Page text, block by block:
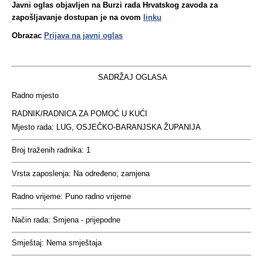
Javni oglas objavljen na Burzi rada Hrvatskog zavoda za
zapošljavanje dostupan je na ovom
linku
Obrazac Prijava na javni oglas
SADRŽAJ OGLASA
Radno mjesto
RADNIK/RADNICA ZA POMOĆ U KUĆI
Mjesto rada: LUG, OSJEČKO-BARANJSKA ŽUPANIJA
Broj traženih radnika: 1
Vrsta zaposlenja: Na određeno; zamjena
Radno vrijeme: Puno radno vrijeme
Način rada: Smjena - prijepodne
Smještaj: Nema smještaja